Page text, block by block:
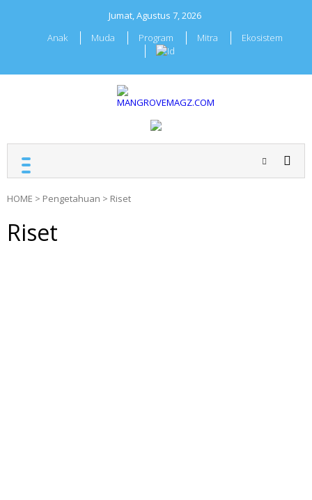
Jumat, Agustus 7, 2026
Anak
Muda Program Mitra Ekosistem
MANGROVEMAGZ.COM
Majalah Mangrover
HOME > Pengetahuan > Riset
Riset